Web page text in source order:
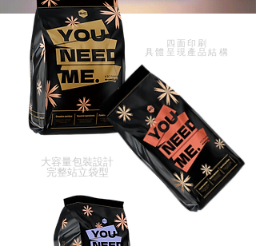
大容量包裝設計
完整站立袋型
四面印刷
​具體呈現產品結構